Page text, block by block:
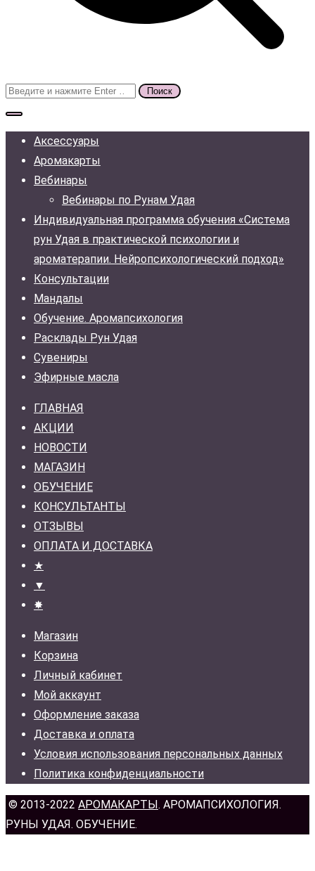
Поиск
для:
Аксессуары
Аромакарты
Вебинары
Вебинары по Рунам Удая
Индивидуальная программа обучения «Система
рун Удая в практической психологии и
ароматерапии. Нейропсихологический подход»
Консультации
Мандалы
Обучение. Аромапсихология
Расклады Рун Удая
Сувениры
Эфирные масла
ГЛАВНАЯ
АКЦИИ
НОВОСТИ
МАГАЗИН
ОБУЧЕНИЕ
КОНСУЛЬТАНТЫ
ОТЗЫВЫ
ОПЛАТА И ДОСТАВКА
★
▼
✸
Магазин
Корзина
Личный кабинет
Мой аккаунт
Оформление заказа
Доставка и оплата
Условия использования персональных данных
Политика конфиденциальности
© 2013-2022 АРОМАКАРТЫ . АРОМАПСИХОЛОГИЯ.
РУНЫ УДАЯ. ОБУЧЕНИЕ.